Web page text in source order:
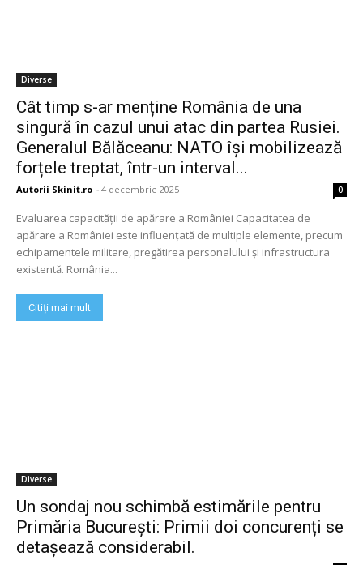
Diverse
Cât timp s-ar menține România de una
singură în cazul unui atac din partea Rusiei.
Generalul Bălăceanu: NATO își mobilizează
forțele treptat, într-un interval...
Autorii Skinit.ro - 4 decembrie 2025 0
Evaluarea capacității de apărare a României Capacitatea de
apărare a României este influențată de multiple elemente, precum
echipamentele militare, pregătirea personalului și infrastructura
existentă. România...
Citiți mai mult
Diverse
Un sondaj nou schimbă estimările pentru
Primăria București: Primii doi concurenți se
detașează considerabil.